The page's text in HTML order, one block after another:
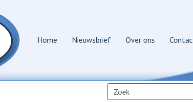
Home Nieuwsbrief Over ons